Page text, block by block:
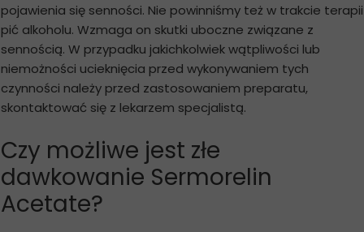
pojawienia się senności. Nie powinniśmy też w trakcie terapii
pić alkoholu. Wzmaga on skutki uboczne związane z
sennością. W przypadku jakichkolwiek wątpliwości lub
niemożności ucieknięcia przed wykonywaniem tych
czynności należy przed zastosowaniem preparatu,
skontaktować się z lekarzem specjalistą.
Czy możliwe jest złe
dawkowanie Sermorelin
Acetate?